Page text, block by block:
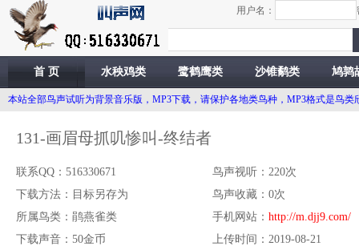
用户名：
首 页 水秧鸡类 鹭鹤鹰类 沙锥鹬类 鸠鹑
本站全部鸟声试听为背景音乐版，MP3下载，请保护各地类鸟种，MP3格式是鸟
131-画眉母抓叽惨叫-终结者
联系QQ： 516330671
下载方法： 目标另存为
所属鸟类： 鹃燕雀类
下载声音：50金币
鸟声视听：220次
鸟声收藏：0次
手机网站： http://m.djj9.com/
上传时间：2019-08-21